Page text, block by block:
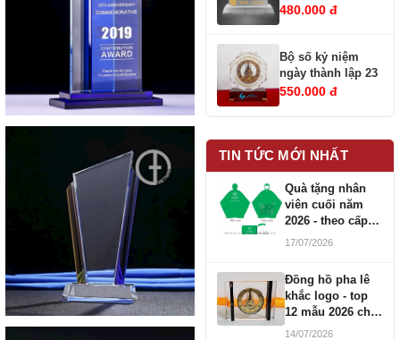
480.000 đ
Bộ số kỷ niệm
ngày thành lập 23
550.000 đ
TIN TỨC MỚI NHẤT
Quà tặng nhân
viên cuối năm
2026 - theo cấp
bậc CBNV
17/07/2026
Đồng hồ pha lê
khắc logo - top
12 mẫu 2026 cho
doanh nghiệp
14/07/2026